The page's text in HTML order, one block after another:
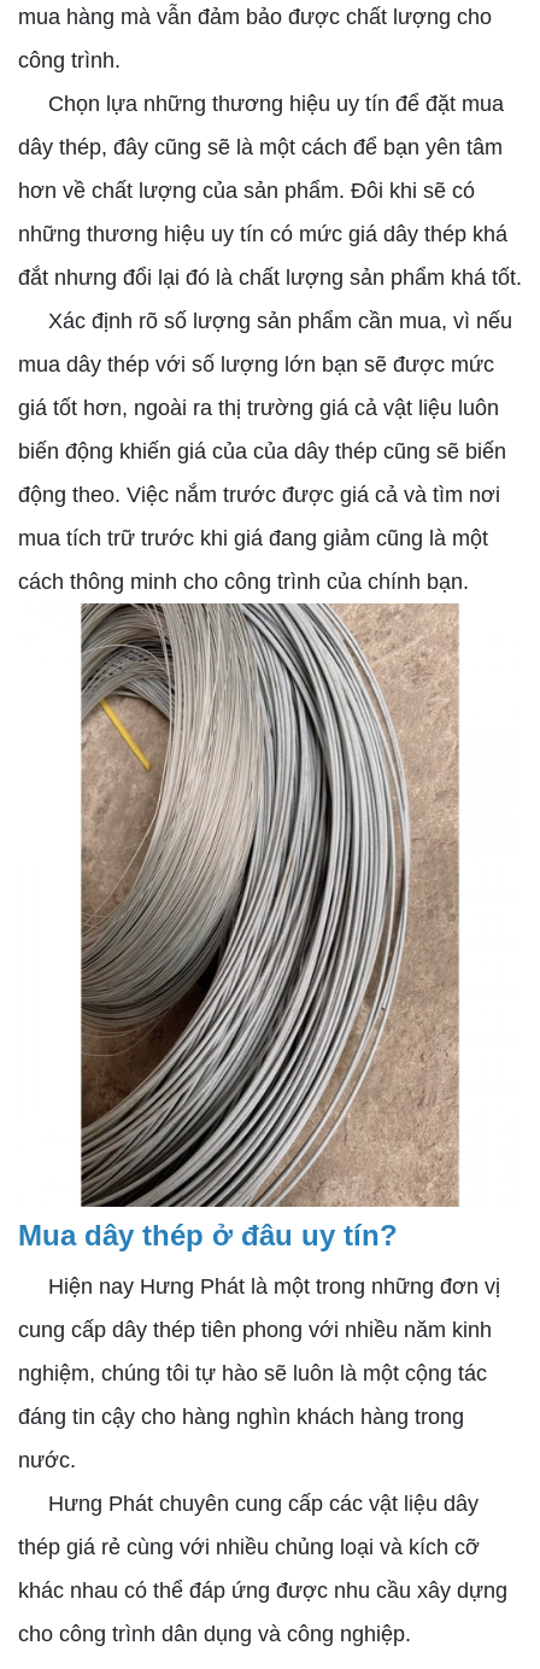
mua hàng mà vẫn đảm bảo được chất lượng cho
công trình.
Chọn lựa những thương hiệu uy tín để đặt mua
dây thép, đây cũng sẽ là một cách để bạn yên tâm
hơn về chất lượng của sản phẩm. Đôi khi sẽ có
những thương hiệu uy tín có mức giá dây thép khá
đắt nhưng đổi lại đó là chất lượng sản phẩm khá tốt.
Xác định rõ số lượng sản phẩm cần mua, vì nếu
mua dây thép với số lượng lớn bạn sẽ được mức
giá tốt hơn, ngoài ra thị trường giá cả vật liệu luôn
biến động khiến giá của của dây thép cũng sẽ biến
động theo. Việc nắm trước được giá cả và tìm nơi
mua tích trữ trước khi giá đang giảm cũng là một
cách thông minh cho công trình của chính bạn.
Mua dây thép ở đâu uy tín?
Hiện nay Hưng Phát là một trong những đơn vị
cung cấp dây thép tiên phong với nhiều năm kinh
nghiệm, chúng tôi tự hào sẽ luôn là một cộng tác
đáng tin cậy cho hàng nghìn khách hàng trong
nước.
Hưng Phát chuyên cung cấp các vật liệu dây
thép giá rẻ cùng với nhiều chủng loại và kích cỡ
khác nhau có thể đáp ứng được nhu cầu xây dựng
cho công trình dân dụng và công nghiệp.